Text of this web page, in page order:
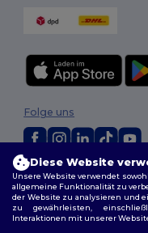
2026. Alle
Allgemeine
Datenschutzbestimmungen
Folge uns
Diese Website
Unsere Website verwendet
allgemeine Funktionalität zu
der Website zu analysieren und
zu gewährleisten,
Interaktionen mit unserer